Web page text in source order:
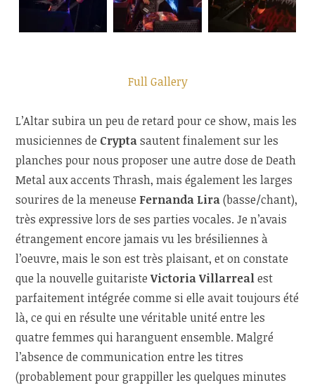
Full Gallery
L’Altar subira un peu de retard pour ce show, mais les
musiciennes de Cryptasautent finalement sur les
planches pour nous proposer une autre dose de Death
Metal aux accents Thrash, mais également les larges
sourires de la meneuse Fernanda Lira(basse/chant),
très expressive lors de ses parties vocales. Je n’avais
étrangement encore jamais vu les brésiliennes à
l’oeuvre, mais le son est très plaisant, et on constate
que la nouvelle guitaristeVictoria Villarrealest
parfaitement intégrée comme si elle avait toujours été
là, ce qui en résulte une véritable unité entre les
quatre femmes qui haranguent ensemble. Malgré
l’absence de communication entre les titres
(probablement pour grappiller les quelques minutes